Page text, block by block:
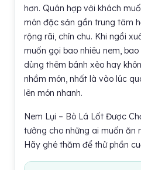
hơn. Quán hợp với khách
món đặc sản gần trung tâm
rộng rãi, chỉn chu. Khi ngồi
muốn gọi bao nhiêu nem,
dùng thêm bánh xèo hay
nhầm món, nhất là vào lúc
lên món nhanh.
Nem Lụi – Bò Lá Lốt Được
tưởng cho những ai muốn ăn
Hãy ghé thăm để thử phần